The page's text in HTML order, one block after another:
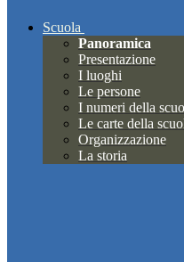
Scuola
Panoramica
Presentazione
I luoghi
Le persone
I numeri della
Le carte della
Organizzazione
La storia